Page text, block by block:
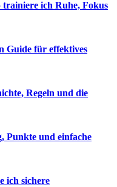
ich Ruhe, Fokus
Guide für effektives
Regeln und die
Punkte und einfache
ich sichere